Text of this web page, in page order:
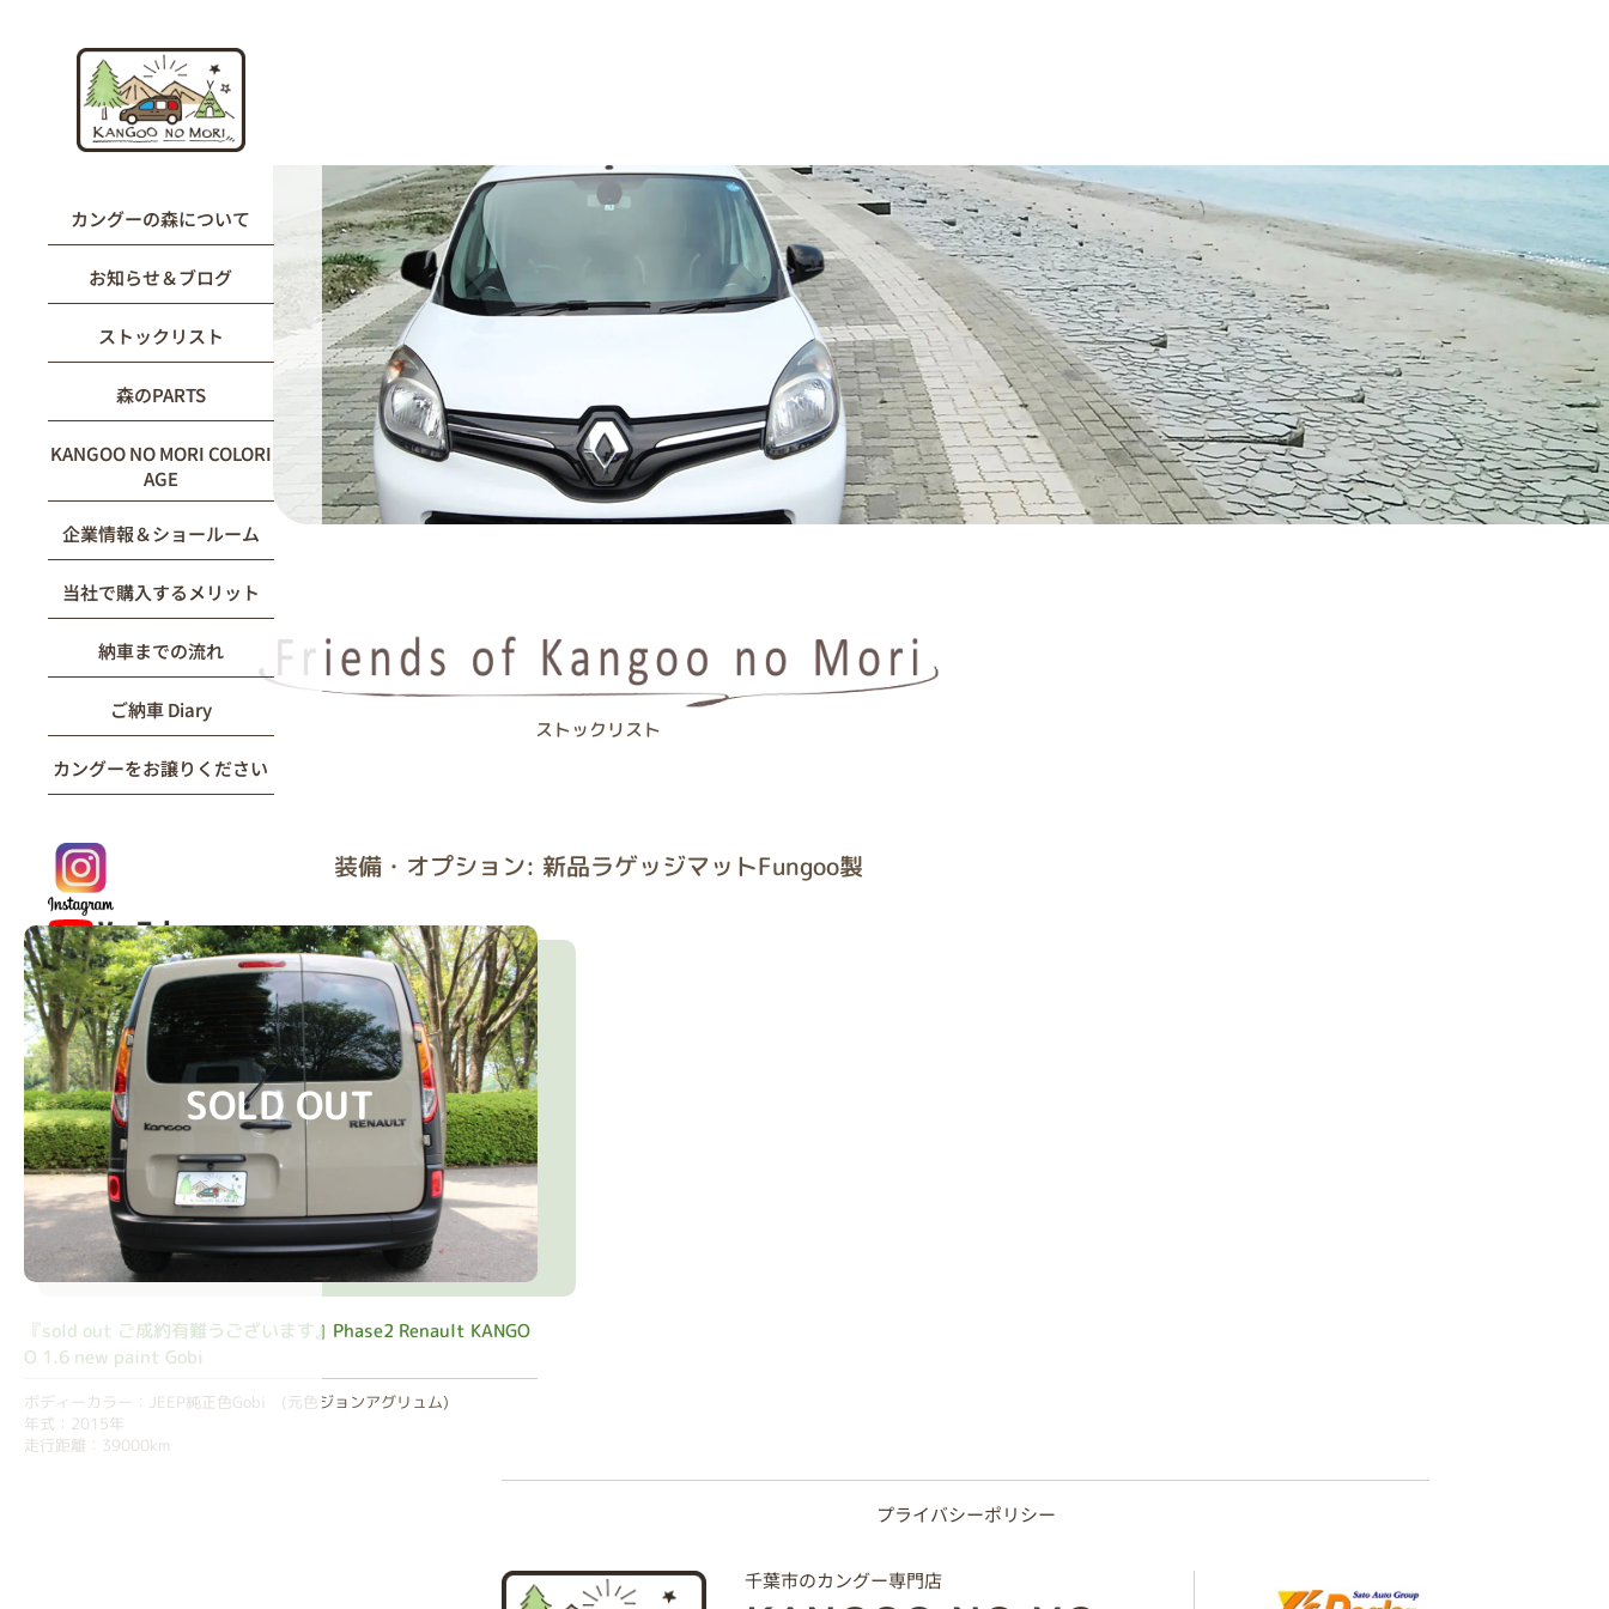
カングーの森について
お知らせ＆ブログ
ストックリスト
森のPARTS
KANGOO NO MORI COLORI
AGE
企業情報＆ショールーム
当社で購入するメリット
納車までの流れ
ご納車 Diary
カングーをお譲りください
ストックリスト
装備・オプション: 新品ラゲッジマットFungoo製
SOLD OUT
『sold out ご成約有難うございます』Phase2 Renault KANGO
O 1.6 new paint Gobi
ボディーカラー：JEEP純正色Gobi (元色ジョンアグリュム)
年式：2015年
走行距離：39000km
プライバシーポリシー
千葉市のカングー専門店